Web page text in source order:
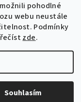
pohodlné
webu neustále
Podmínky
zde.
Souhlasím
cookies